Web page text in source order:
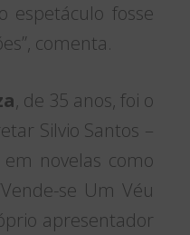
espetáculo fosse
comenta.
, de 35 anos, foi o
Silvio Santos –
novelas como
‘Vende-se Um Véu
apresentador